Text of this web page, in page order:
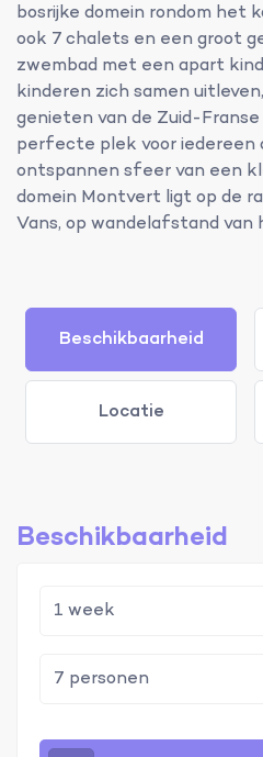
bosrijke domein rondom het
ook 7 chalets en een groot
zwembad met een apart
kinderen zich samen
genieten van de Zuid-Franse
perfecte plek voor iedereen
ontspannen sfeer van een
domein Montvert ligt op de
Vans, op wandelafstand van
Beschikbaarheid
Locatie
Beschikbaarheid